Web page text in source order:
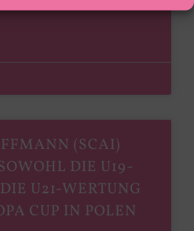
(SCAI)
DIE U19-
U21-WERTUNG
CUP IN POLEN